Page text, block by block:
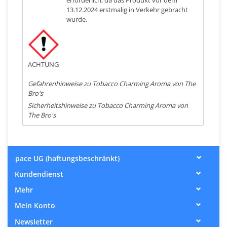
13.12.2024 erstmalig in Verkehr gebracht
wurde.
ACHTUNG
Gefahrenhinweise zu Tobacco Charming Aroma von The
Bro's
Sicherheitshinweise zu Tobacco Charming Aroma von
The Bro's
pace UG (haftungsbeschränkt)
Kundendienst
Mehr
Mein Konto
Newsletter